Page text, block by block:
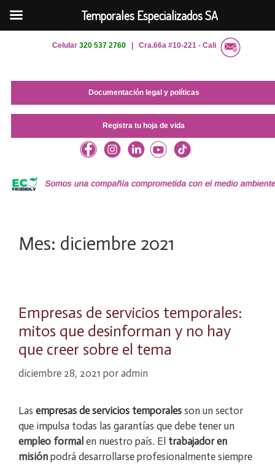
Celular 320 537 2760| Cra.66a #10-221 - Cali
Documentación legal y políticas
Registra tu hoja de vida
Mes: diciembre 2021
Empresas de servicios temporales:
mitos que desinforman y no hay
que creer sobre el tema
diciembre 28, 2021 por admin
Las empresas de servicios temporales son un sector
que impulsa todas las garantías que debe tener un
empleo formal en nuestro país. El trabajador en
misión podrá desarrollarse profesionalmente siempre
Temporales Especializados SA